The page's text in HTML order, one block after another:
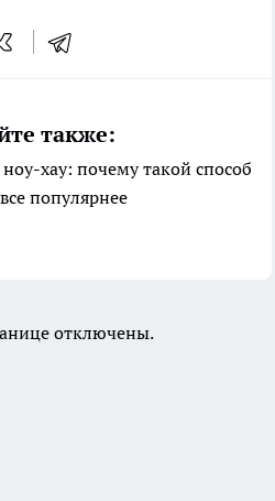
также:
хау: почему такой способ
популярнее
отключены.